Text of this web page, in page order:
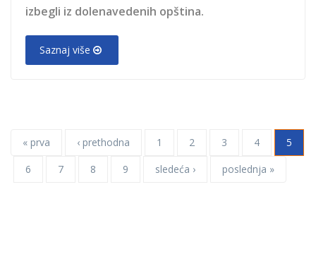
izbegli iz dolenavedenih opština.
Saznaj više
« prva ‹ prethodna 1 2 3 4
5
6
7 8 9 sledeća › poslednja »